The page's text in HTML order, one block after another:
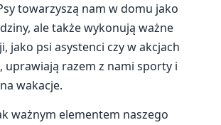
towarzyszą nam w domu jako
ale także wykonują ważne
jako psi asystenci czy w akcjach
uprawiają razem z nami sporty i
wakacje.
ważnym elementem naszego